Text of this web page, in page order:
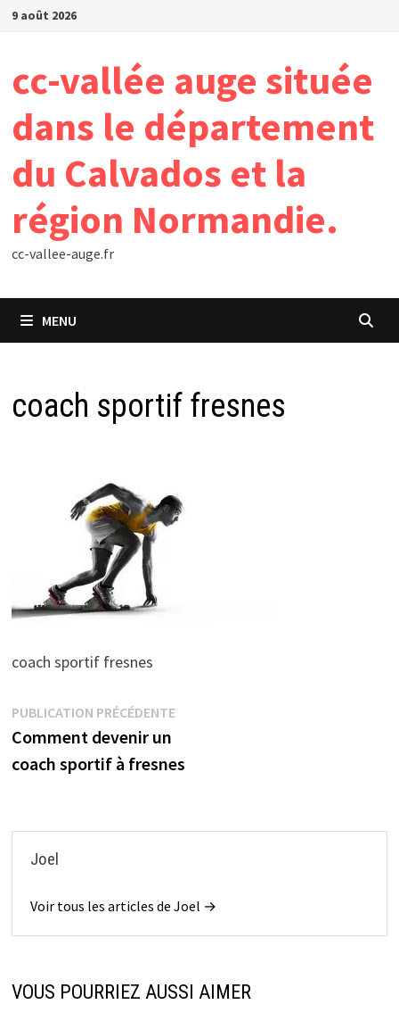
Passer
9 août 2026
cc-vallée auge située
dans le département
du Calvados et la
région Normandie.
cc-vallee-auge.fr
MENU
coach sportif fresnes
coach sportif fresnes
Navigation
de
l’article
PUBLICATION PRÉCÉDENTEPublication
Comment devenir un
coach sportif à fresnes
Joel
Voir tous les articles de Joel →
VOUS POURRIEZ AUSSI AIMER